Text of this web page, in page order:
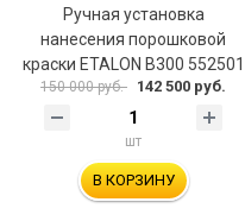
Ручная установка
нанесения порошковой
краски ETALON В300 552501
150 000 руб. 142 500 руб.
шт
В КОРЗИНУ